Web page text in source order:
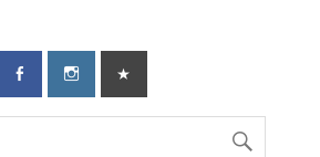
TG-Geislingen
Geislingen!